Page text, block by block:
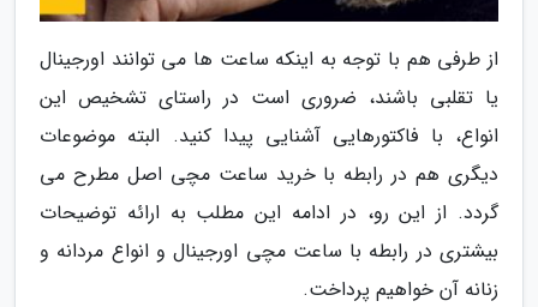
از طرفی هم با توجه به اینکه ساعت ها می توانند اورجینال
یا تقلبی باشند، ضروری است در راستای تشخیص این
انواع، با فاکتورهایی آشنایی پیدا کنید. البته موضوعات
دیگری هم در رابطه با خرید ساعت مچی اصل مطرح می
گردد. از این رو، در ادامه این مطلب به ارائه توضیحات
بیشتری در رابطه با ساعت مچی اورجینال و انواع مردانه و
زنانه آن خواهیم پرداخت.